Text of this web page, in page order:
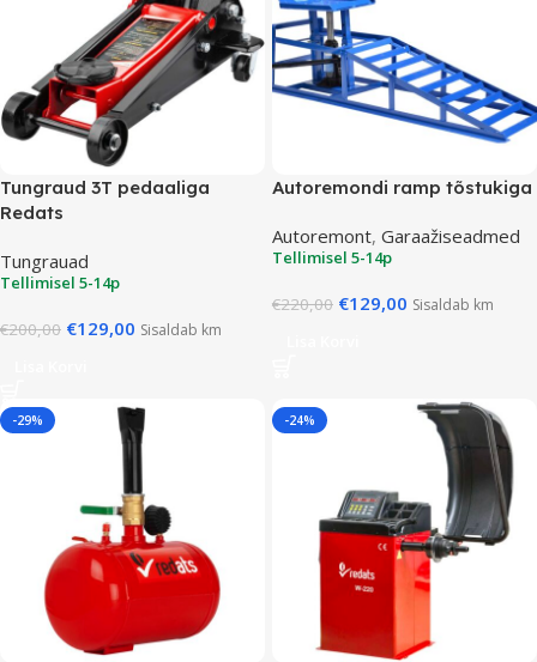
Tungraud 3T pedaaliga
Redats
Tungrauad
Tellimisel 5-14p
€200,00 €129,00 Sisaldab km
Autoremondi ramp tõstukiga
Autoremont, Garaažiseadmed
Tellimisel 5-14p
€220,00 €129,00 Sisaldab km
-29% -24%